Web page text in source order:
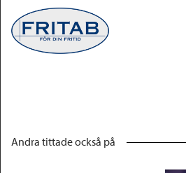
Andra tittade också på